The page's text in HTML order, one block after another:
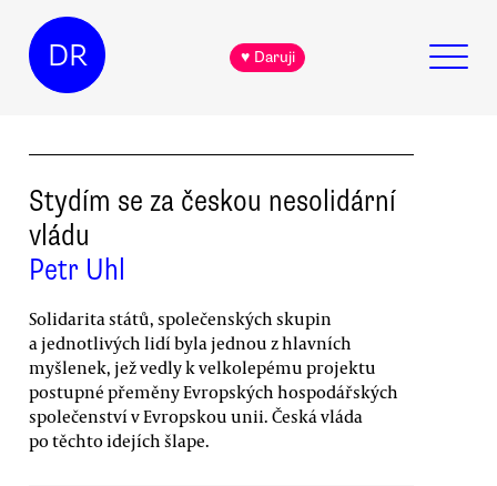
DR ♥ Daruji
Stydím se za českou nesolidární
vládu
Petr Uhl
Solidarita států, společenských skupin
a jednotlivých lidí byla jednou z hlavních
myšlenek, jež vedly k velkolepému projektu
postupné přeměny Evropských hospodářských
společenství v Evropskou unii. Česká vláda
po těchto idejích šlape.